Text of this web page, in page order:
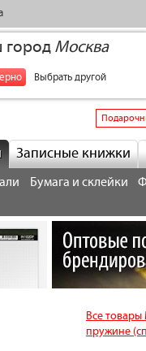
город Москва
Выбрать другой
Записные книжки
Бумага и склейки
Все
пружине